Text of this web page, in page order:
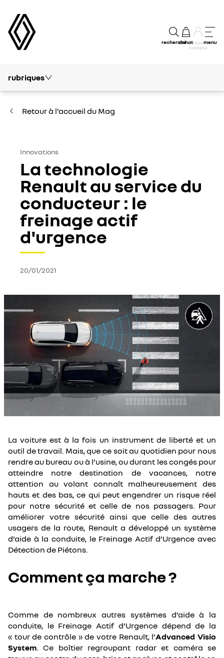
rechercheachatmon
compte
menu
rubriques
Tout le mag
Autour de Renault
Innovations
Financement
Retour à l'accueil du Mag
Innovations
La technologie
Renault au service du
conducteur : le
freinage actif
d'urgence
20/01/2021
La voiture est à la fois un instrument de liberté et un
outil de travail. Mais, que ce soit au quotidien pour nous
rendre au bureau ou à l’usine, ou durant les congés pour
atteindre notre destination de vacances, notre
attention au volant connaît malheureusement des
hauts et des bas, ce qui peut engendrer un risque réel
pour notre sécurité et celle de nos passagers. Pour
améliorer votre sécurité ainsi que celle des autres
usagers de la route, Renault a développé un système
d’aide à la conduite, le Freinage Actif d’Urgence avec
Détection de Piétons.
Comment ça marche ?
Comme de nombreux autres systèmes d’aide à la
conduite, le Freinage Actif d’Urgence dépend de la
« tour de contrôle » de votre Renault, l’Advanced Visio
System. Ce boîtier regroupant radar et caméra se